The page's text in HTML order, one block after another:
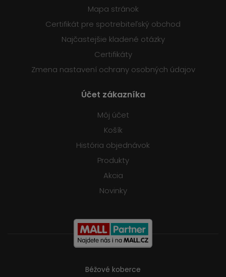
Mapa stránok
Certifikát pre spotrebiteľský obchod
Najčastejšie kladené otázky
Certifikáty
Zmena nastavení ochrany osobných údajov
Účet zákazníka
Môj účet
Košík
História objednávok
Produkty
Akcia
Novinky
Béžové koberce